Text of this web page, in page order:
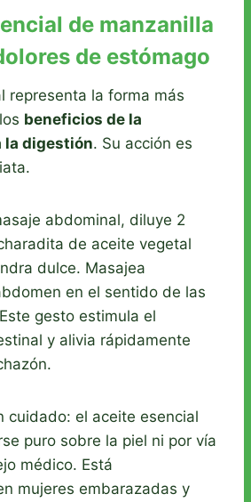
de manzanilla
de estómago
representa la forma más
beneficios de la
la digestión. Su acción es
abdominal, diluye 2
de aceite vegetal
dulce. Masajea
en el sentido de las
gesto estimula el
y alivia rápidamente
cuidado: el aceite esencial
puro sobre la piel ni por vía
médico. Está
mujeres embarazadas y